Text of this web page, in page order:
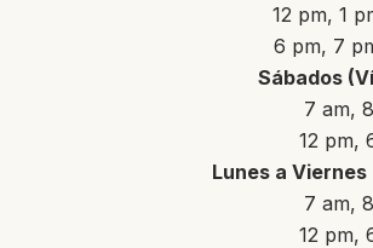
12 pm, 1
6 pm, 7
Sábados
7 am,
12 pm,
Lunes a
7 am,
12 pm,